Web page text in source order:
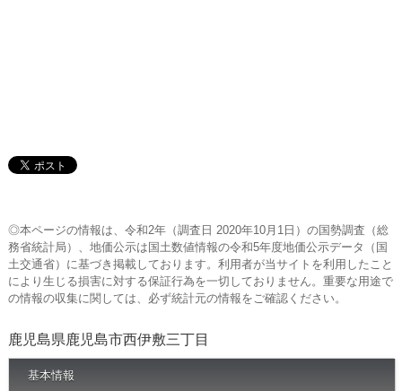
◎本ページの情報は、令和2年（調査日 2020年10月1日）の国勢調査（総
務省統計局）、地価公示は国土数値情報の令和5年度地価公示データ（国
土交通省）に基づき掲載しております。利用者が当サイトを利用したこと
により生じる損害に対する保証行為を一切しておりません。重要な用途で
の情報の収集に関しては、必ず統計元の情報をご確認ください。
鹿児島県鹿児島市西伊敷三丁目
基本情報